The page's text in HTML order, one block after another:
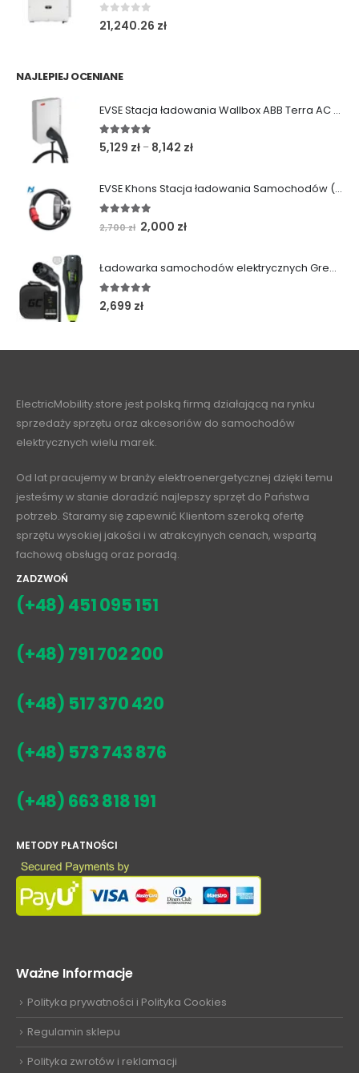
0out of 5
21,240.26 zł
NAJLEPIEJ OCENIANE
EVSE Stacja ładowania Wallbox ABB Terra AC (11/22 kW|Gniazdo|Kabel)
5.00out of 5
5,129 zł – 8,142 złZakres
od
EVSE Khons Stacja ładowania Samochodów (11kW|Typ2|RCD B)
out of 5
2,700zł Pierwotna
wynosiła:
2,700 zł.
2,000 złAktualna
wynosi:
Ładowarka samochodów elektrycznych Green Cell Habu (11kW | Type 2 | 7m)
5.00out of 5
2,699 zł
ElectricMobility.store jest polską firmą działającą na rynku
sprzedaży sprzętu oraz akcesoriów do samochodów
elektrycznych wielu marek.
Od lat pracujemy w branży elektroenergetycznej dzięki temu
jesteśmy w stanie doradzić najlepszy sprzęt do Państwa
potrzeb. Staramy się zapewnić Klientom szeroką ofertę
sprzętu wysokiej jakości i w atrakcyjnych cenach, wspartą
fachową obsługą oraz poradą.
ZADZWOŃ
(+48) 451 095 151
(+48) 791 702 200
(+48) 517 370 420
(+48) 573 743 876
(+48) 663 818 191
METODY PŁATNOŚCI
Ważne Informacje
Polityka prywatności i Polityka Cookies
Regulamin sklepu
Polityka zwrotów i reklamacji